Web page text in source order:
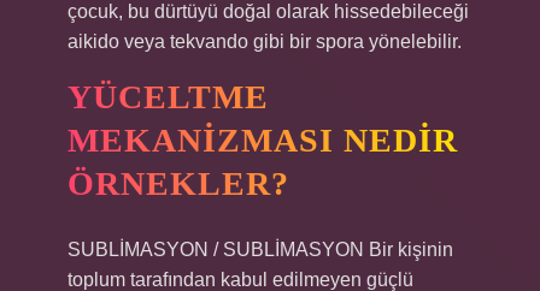
çocuk, bu dürtüyü doğal olarak hissedebileceği
aikido veya tekvando gibi bir spora yönelebilir.
YÜCELTME
MEKANIZMASI NEDIR
ÖRNEKLER?
SUBLİMASYON / SUBLİMASYON Bir kişinin
toplum tarafından kabul edilmeyen güçlü